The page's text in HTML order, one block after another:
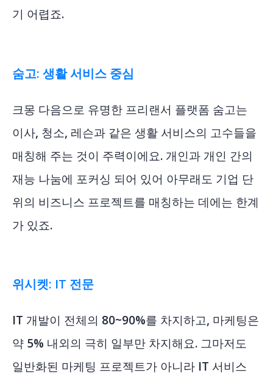
기 어렵죠.
숨고: 생활 서비스 중심
크몽 다음으로 유명한 프리랜서 플랫폼 숨고는
이사, 청소, 레슨과 같은 생활 서비스의 고수들을
매칭해 주는 것이 주력이에요. 개인과 개인 간의
재능 나눔에 포커싱 되어 있어 아무래도 기업 단
위의 비즈니스 프로젝트를 매칭하는 데에는 한계
가 있죠.
위시켓: IT 전문
IT 개발이 전체의 80~90%를 차지하고, 마케팅은
약 5% 내외의 극히 일부만 차지해요. 그마저도
일반화된 마케팅 프로젝트가 아니라 IT 서비스